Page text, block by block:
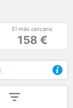
El más cercano
158 €